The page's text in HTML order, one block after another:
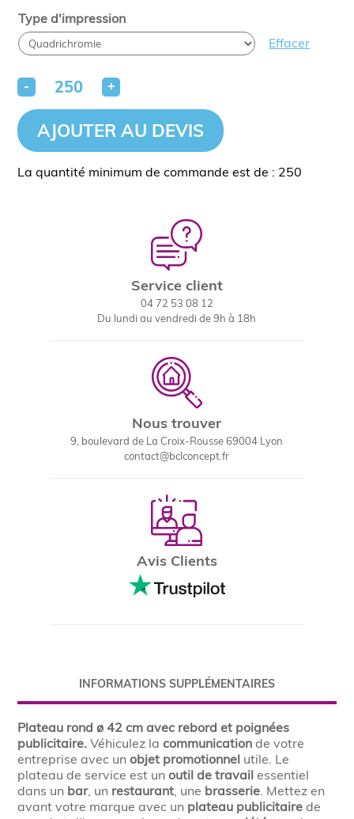
Type d'impression
Effacer
- +
AJOUTER AU DEVIS
La quantité minimum de commande est de : 250
Service client
04 72 53 08 12
Du lundi au vendredi de 9h à 18h
Nous trouver
9, boulevard de La Croix-Rousse 69004 Lyon
contact@bclconcept.fr
Avis Clients
INFORMATIONS SUPPLÉMENTAIRES
Plateau rond ø 42 cm avec rebord et poignées
publicitaire.Véhiculez lacommunication de votre
entreprise avec unobjet promotionnel utile. Le
plateau de service est unoutil de travail essentiel
dans un bar, un restaurant, une brasserie. Mettez en
avant votre marque avec un plateau publicitairede